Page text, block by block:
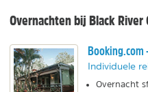
Overnachten bij Black River
Booking.com
Individuele
Overnacht